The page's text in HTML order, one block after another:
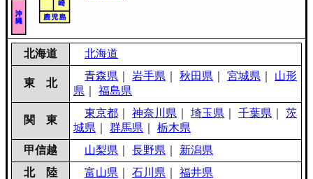
北海道 北海道
東 北
青森県 岩手県 秋田県 宮城県
山形
県
福島県
関 東
東京都 神奈川県 埼玉県 千葉県
茨
城県
群馬県
栃木県
甲信越
山梨県 長野県
新潟県
北 陸
富山県 石川県
福井県